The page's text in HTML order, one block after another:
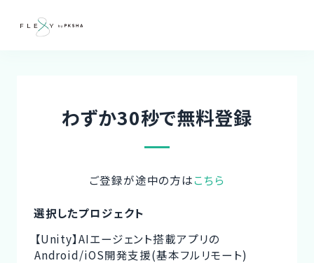
わずか30秒で無料登録
ご登録が途中の方はこちら
選択したプロジェクト
【Unity】AIエージェント搭載アプリの
Android/iOS開発支援(基本フルリモート)